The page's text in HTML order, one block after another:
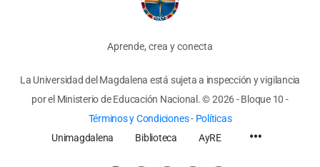
Aprende, crea y conecta
La Universidad del Magdalena está sujeta a inspección y vigilancia
por el Ministerio de Educación Nacional.© 2026 - Bloque 10 -
Términos y Condiciones- Políticas
Unimagdalena
Biblioteca AyRE